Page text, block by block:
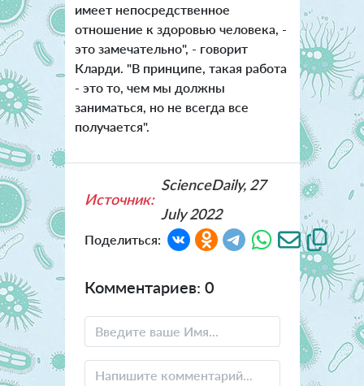
имеет непосредственное
отношение к здоровью человека, -
это замечательно", - говорит
Кларди. "В принципе, такая работа
- это то, чем мы должны
заниматься, но не всегда все
получается".
Источник:
ScienceDaily, 27
July 2022
Поделиться:
Комментариев: 0